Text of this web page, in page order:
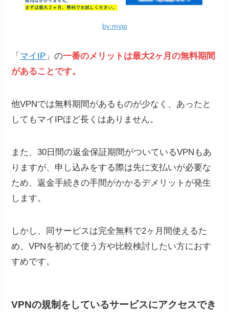
by:myip
「 マイIP 」の一番のメリットは最大2ヶ月の無料期間
があることです。
他VPNでは無料期間があるものが少なく、あったと
してもマイIPほど長くはありません。
また、30日間の返金保証期間がついているVPNもあ
りますが、申し込みをする際は先に支払いが必要な
ため、返金手続きの手間がかかるデメリットが発生
します。
しかし、同サービスは完全無料で2ヶ月間使えるた
め、VPNを初めて使う方や比較検討したい方におす
すめです。
VPNの規制をしているサービスにアクセスでき